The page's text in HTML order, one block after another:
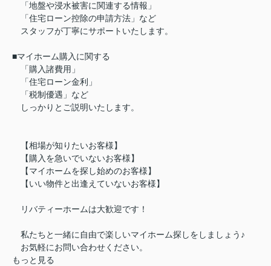
「地盤や浸水被害に関連する情報」
「住宅ローン控除の申請方法」など
スタッフが丁寧にサポートいたします。
■マイホーム購入に関する
「購入諸費用」
「住宅ローン金利」
「税制優遇」など
しっかりとご説明いたします。
【相場が知りたいお客様】
【購入を急いでいないお客様】
【マイホームを探し始めのお客様】
【いい物件と出逢えていないお客様】
リバティーホームは大歓迎です！
私たちと一緒に自由で楽しいマイホーム探しをしましょう♪
お気軽にお問い合わせください。
もっと見る